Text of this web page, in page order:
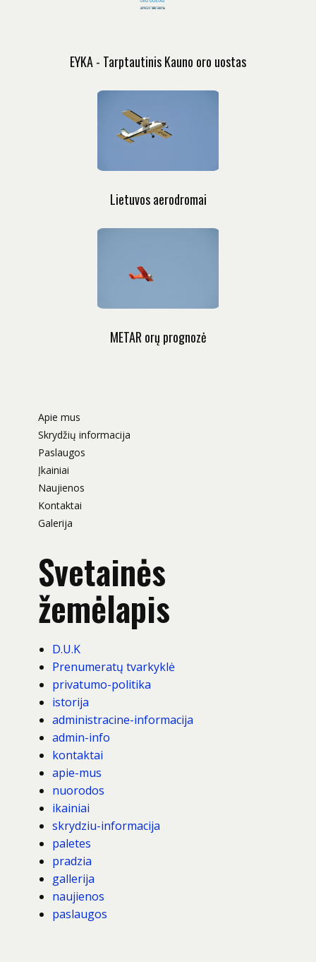
EYKA - Tarptautinis Kauno oro uostas
Lietuvos aerodromai
METAR orų prognozė
Apie mus
Skrydžių informacija
Paslaugos
Įkainiai
Naujienos
Kontaktai
Galerija
Svetainės
žemėlapis
D.U.K
Prenumeratų tvarkyklė
privatumo-politika
istorija
administracine-informacija
admin-info
kontaktai
apie-mus
nuorodos
ikainiai
skrydziu-informacija
paletes
pradzia
gallerija
naujienos
paslaugos